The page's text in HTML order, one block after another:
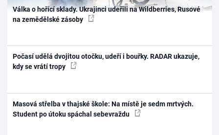
Válka o hořící sklady. Ukrajinci udeřili na Wildberries, Rusové
na zemědělské zásoby
Počasí udělá dvojitou otočku, udeří i bouřky. RADAR ukazuje,
kdy se vrátí tropy
Masová střelba v thajské škole: Na místě je sedm mrtvých.
Student po útoku spáchal sebevraždu